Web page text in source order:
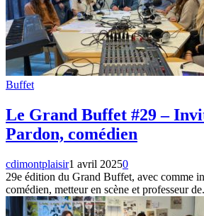
Buffet
Le Grand Buffet #29 –
Pardon, comédien
cdimontplaisir1 avril 20250
29e édition du Grand Buffet, avec comme
comédien, metteur en scène et professeur